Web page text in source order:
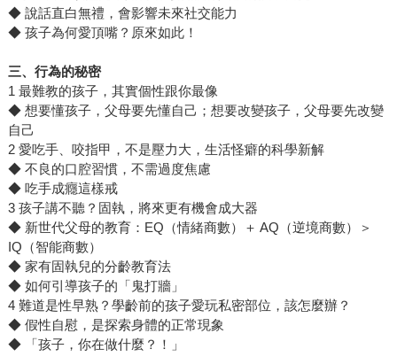
◆ 說話直白無禮，會影響未來社交能力
◆ 孩子為何愛頂嘴？原來如此！
三、行為的秘密
1 最難教的孩子，其實個性跟你最像
◆ 想要懂孩子，父母要先懂自己；想要改變孩子，父母要先改變
自己
2 愛吃手、咬指甲，不是壓力大，生活怪癖的科學新解
◆ 不良的口腔習慣，不需過度焦慮
◆ 吃手成癮這樣戒
3 孩子講不聽？固執，將來更有機會成大器
◆ 新世代父母的教育：EQ（情緒商數）＋ AQ（逆境商數）＞
IQ（智能商數）
◆ 家有固執兒的分齡教育法
◆ 如何引導孩子的「鬼打牆」
4 難道是性早熟？學齡前的孩子愛玩私密部位，該怎麼辦？
◆ 假性自慰，是探索身體的正常現象
◆ 「孩子，你在做什麼？！」